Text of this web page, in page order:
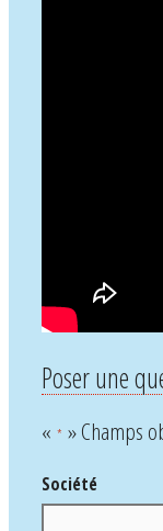
Poser une
« * » Champs
Société